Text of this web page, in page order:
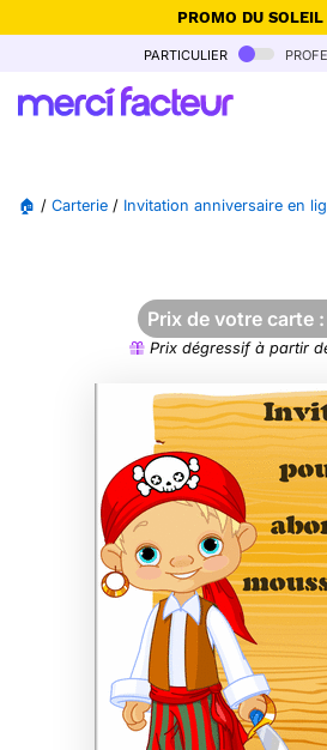
PROMO DU SOLEIL
-30% de réduction avec le code
Ne plus
particulier
🏠 / Carterie / Invitation anniversaire en
Prix de votre carte :
Prix dégressif à partir